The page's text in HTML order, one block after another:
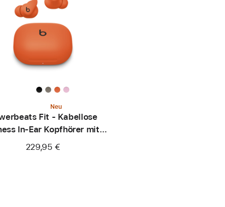
Neu
Fit - Kabellose
In-Ear Kopfhörer mit
Sitz - Knallorange
229,95 €